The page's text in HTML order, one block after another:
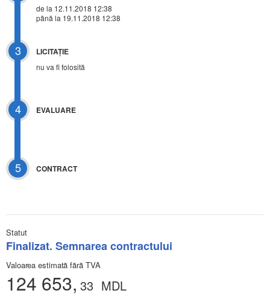
de la 12.11.2018 12:38
până la 19.11.2018 12:38
3 LICITAŢIE
nu va fi folosită
4 EVALUARE
5 CONTRACT
Statut
Finalizat. Semnarea contractului
Valoarea estimată fără TVA
124 653, 33 MDL